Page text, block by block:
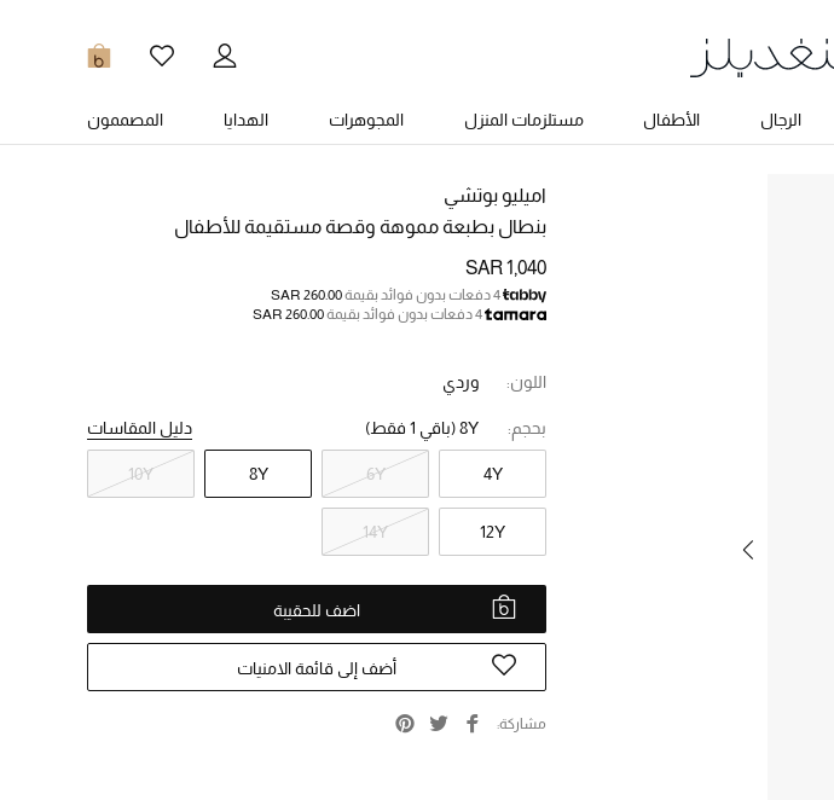
0
الرجال الأطفال مستلزمات المنزل المجوهرات الهدايا المصممون
اميليو بوتشي
بنطال بطبعة مموهة وقصة مستقيمة للأطفال
SAR 1,040
4 دفعات بدون فوائد بقيمة
SAR 260.00
4 دفعات بدون فوائد بقيمة
SAR 260.00
اللون: وردي
بحجم: 8Y(باقي 1 فقط) دليل المقاسات
4Y
6Y
8Y
10Y
12Y
14Y
اضف للحقيبة
أضف إلى قائمة الامنيات
مشاركة